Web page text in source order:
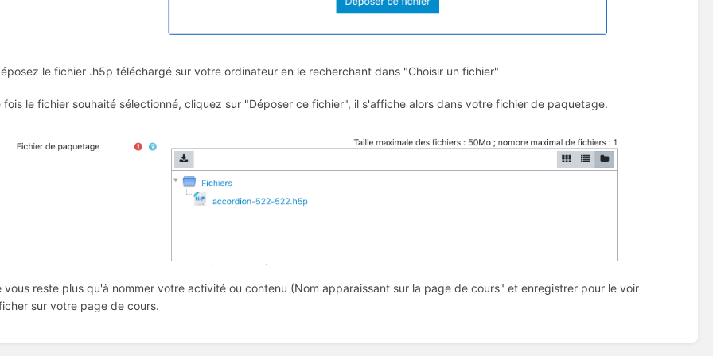
le fichier .h5p téléchargé sur votre ordinateur en le recherchant dans "Choisir un fichier"
fois le fichier souhaité sélectionné, cliquez sur "Déposer ce fichier", il s'affiche alors dans votre fichier de paquetage.
vous reste plus qu'à nommer votre activité ou contenu (Nom apparaissant sur la page de cours" et enregistrer pour le voir
sur votre page de cours.